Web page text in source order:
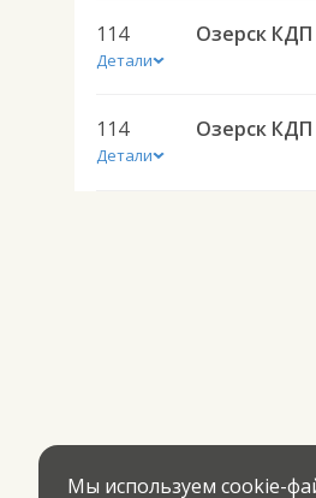
114
Детали
Озерск
114
Детали
Озерск
Мы используем cookie-